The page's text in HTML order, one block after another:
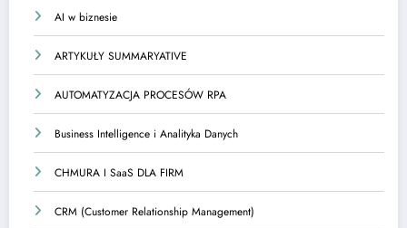
AI w biznesie
ARTYKUŁY SUMMARYATIVE
AUTOMATYZACJA PROCESÓW RPA
Business Intelligence i Analityka Danych
CHMURA I SaaS DLA FIRM
CRM (Customer Relationship Management)